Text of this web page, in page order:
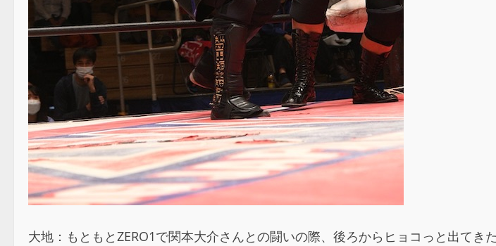
大地：もともとZERO1で関本大介さんとの闘いの際、後ろからヒョコっと出て